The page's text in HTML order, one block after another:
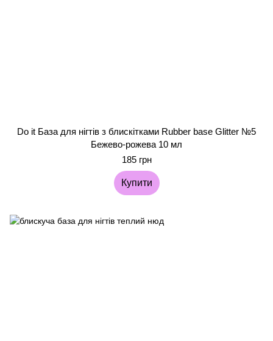
Do it База для нігтів з блискітками Rubber base Glitter №5
Бежево-рожева 10 мл
185 грн
Купити